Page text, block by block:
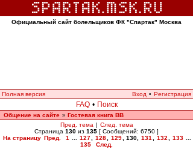
Официальный сайт болельщиков ФК "Спартак" Москва
Полная версия Вход • Регистрация
FAQ • Поиск
Общение на сайте » Гостевая книга ВВ
Пред. тема | След. тема
Страница 130 из 135 [ Сообщений: 6750 ]
На страницу Пред. 1 127 128 129 130, 131 132 133
135
След.